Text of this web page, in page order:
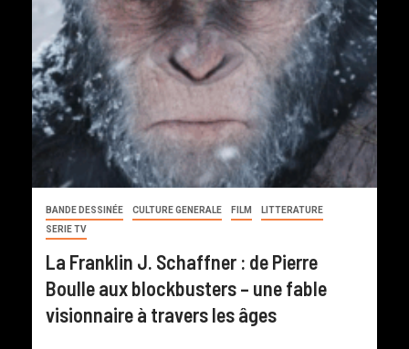
BANDE DESSINÉE CULTURE GENERALE FILM
LITTERATURE
SERIE TV
La Franklin J. Schaffner : de Pierre
Boulle aux blockbusters – une fable
visionnaire à travers les âges